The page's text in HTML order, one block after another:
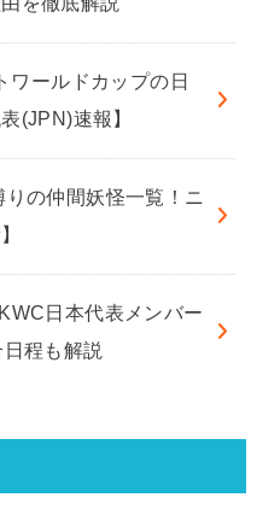
ワールドカップの日
(JPN)速報】
りの仲間妖怪一覧！ニ
日本代表メンバー
程も解説